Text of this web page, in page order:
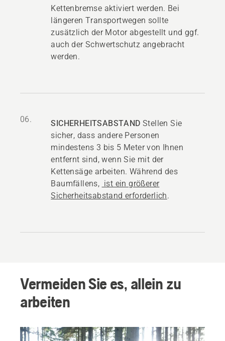
Kettenbremse aktiviert werden. Bei
längeren Transportwegen sollte
zusätzlich der Motor abgestellt und ggf.
auch der Schwertschutz angebracht
werden.
06. SICHERHEITSABSTAND Stellen Sie
sicher, dass andere Personen
mindestens 3 bis 5 Meter von Ihnen
entfernt sind, wenn Sie mit der
Kettensäge arbeiten. Während des
Baumfällens, ist ein größerer
Sicherheitsabstand erforderlich.
Vermeiden Sie es, allein zu
arbeiten